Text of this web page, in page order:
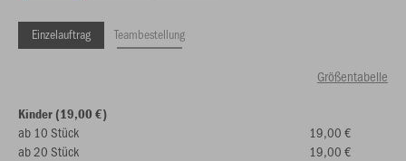
Einzelauftrag Teambestellung
Größentabelle
Kinder (19,00 €)
ab 10 Stück
19,00 €
ab 20 Stück
19,00 €